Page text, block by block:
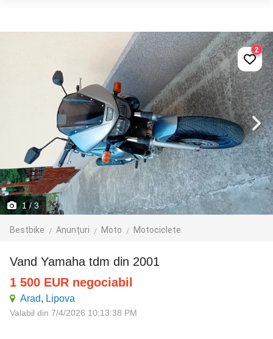
1/ 3
Bestbike Anunțuri Moto Motociclete
2
Vand Yamaha tdm din 2001
1 500 EUR negociabil
Arad, Lipova
Valabil din 7/4/2026 10:13:38 PM